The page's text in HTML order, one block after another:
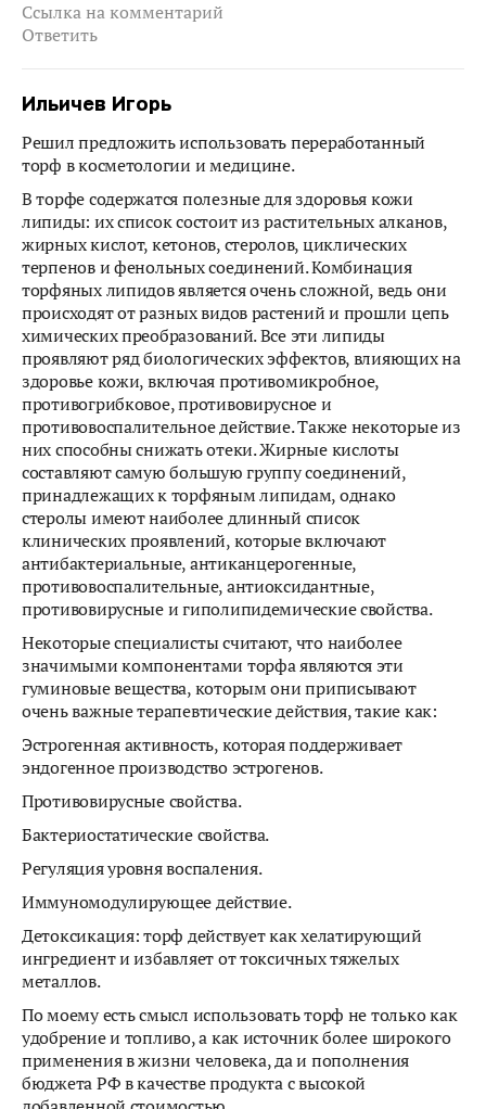
Ссылка на комментарий
Ответить
Ильичев Игорь
Решил предложить использовать переработанный
торф в косметологии и медицине.
В торфе содержатся полезные для здоровья кожи
липиды: их список состоит из растительных алканов,
жирных кислот, кетонов, стеролов, циклических
терпенов и фенольных соединений. Комбинация
торфяных липидов является очень сложной, ведь они
происходят от разных видов растений и прошли цепь
химических преобразований. Все эти липиды
проявляют ряд биологических эффектов, влияющих на
здоровье кожи, включая противомикробное,
противогрибковое, противовирусное и
противовоспалительное действие. Также некоторые из
них способны снижать отеки. Жирные кислоты
составляют самую большую группу соединений,
принадлежащих к торфяным липидам, однако
стеролы имеют наиболее длинный список
клинических проявлений, которые включают
антибактериальные, антиканцерогенные,
противовоспалительные, антиоксидантные,
противовирусные и гиполипидемические свойства.
Некоторые специалисты считают, что наиболее
значимыми компонентами торфа являются эти
гуминовые вещества, которым они приписывают
очень важные терапевтические действия, такие как:
Эстрогенная активность, которая поддерживает
эндогенное производство эстрогенов.
Противовирусные свойства.
Бактериостатические свойства.
Регуляция уровня воспаления.
Иммуномодулирующее действие.
Детоксикация: торф действует как хелатирующий
ингредиент и избавляет от токсичных тяжелых
металлов.
По моему есть смысл использовать торф не только как
удобрение и топливо, а как источник более широкого
применения в жизни человека, да и пополнения
бюджета РФ в качестве продукта с высокой